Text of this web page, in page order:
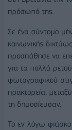
πρόσωπό της.
Σε ένα σύντομο
κοινωνικής
προσπάθησε να
για τα πολλά
φωτογραφικού
πρακτορεία,
τη δημοσίευσαν.
Το εν λόγω